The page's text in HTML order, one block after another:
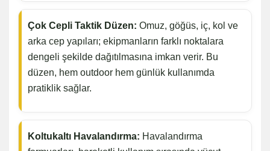
Çok Cepli Taktik Düzen: Omuz, göğüs, iç, kol ve
arka cep yapıları; ekipmanların farklı noktalara
dengeli şekilde dağıtılmasına imkan verir. Bu
düzen, hem outdoor hem günlük kullanımda
pratiklik sağlar.
Koltukaltı Havalandırma: Havalandırma